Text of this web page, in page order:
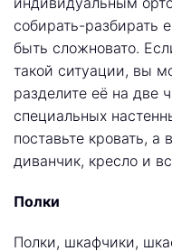
собирать-
быть сложновато.
такой ситуации, вы
разделите её на две
специальных
поставьте кровать, а
диванчик, кресло и
Полки
Полки, шкафчики,